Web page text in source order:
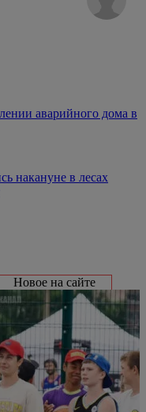
аварийного дома в
накануне в лесах
Новое на сайте